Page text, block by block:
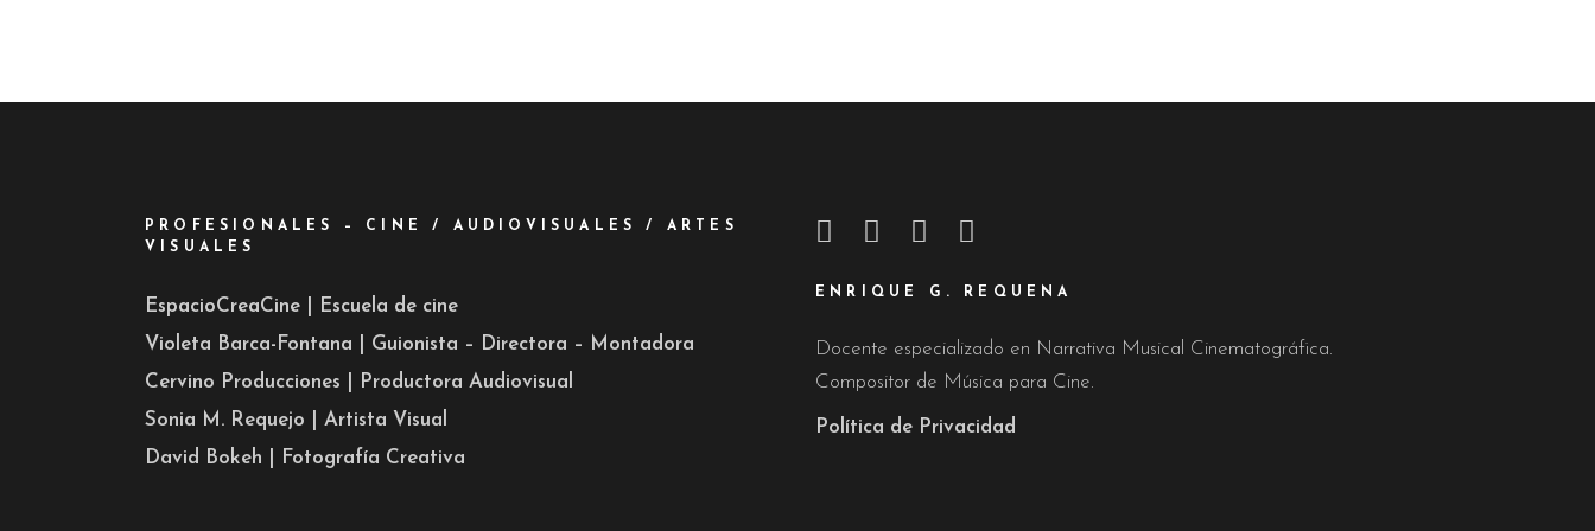
PROFESIONALES – CINE / AUDIOVISUALES / ARTES
VISUALES
EspacioCreaCine | Escuela de cine
Violeta Barca-Fontana | Guionista – Directora – Montadora
Cervino Producciones | Productora Audiovisual
Sonia M. Requejo | Artista Visual
David Bokeh | Fotografía Creativa
ENRIQUE G. REQUENA
Docente especializado en Narrativa Musical Cinematográfica.
Compositor de Música para Cine.
Política de Privacidad